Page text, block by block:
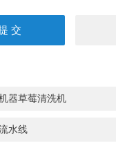
器草莓清洗机
水线